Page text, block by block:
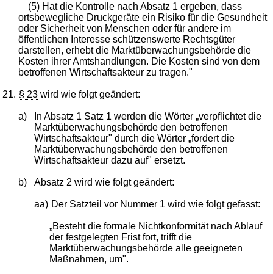
(5) Hat die Kontrolle nach Absatz 1 ergeben, dass
ortsbewegliche Druckgeräte ein Risiko für die Gesundheit
oder Sicherheit von Menschen oder für andere im
öffentlichen Interesse schützenswerte Rechtsgüter
darstellen, erhebt die Marktüberwachungsbehörde die
Kosten ihrer Amtshandlungen. Die Kosten sind von dem
betroffenen Wirtschaftsakteur zu tragen."
21. § 23 wird wie folgt geändert:
a)
In Absatz 1 Satz 1 werden die Wörter „verpflichtet die
Marktüberwachungsbehörde den betroffenen
Wirtschaftsakteur" durch die Wörter „fordert die
Marktüberwachungsbehörde den betroffenen
Wirtschaftsakteur dazu auf" ersetzt.
b) Absatz 2 wird wie folgt geändert:
aa) Der Satzteil vor Nummer 1 wird wie folgt gefasst:
„Besteht die formale Nichtkonformität nach Ablauf
der festgelegten Frist fort, trifft die
Marktüberwachungsbehörde alle geeigneten
Maßnahmen, um".